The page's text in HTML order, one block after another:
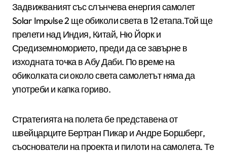
Задвижваният със слънчева енергия самолет
Solar Impulse 2 ще обиколи света в 12 етапа.Той ще
прелети над Индия, Китай, Ню Йорк и
Средиземноморието, преди да се завърне в
изходната точка в Абу Даби. По време на
обиколката си около света самолетът няма да
употреби и капка гориво.
Стратегията на полета бе представена от
швейцарците Бертран Пикар и Андре Боршберг,
съоснователи на проекта и пилоти на самолета. Те